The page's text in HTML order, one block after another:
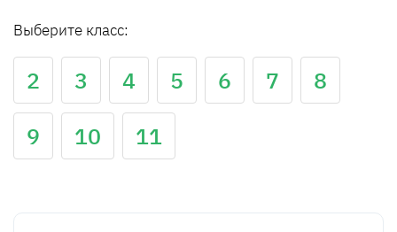
Выберите класс:
2 3 4 5 6 7
8
9
10 11